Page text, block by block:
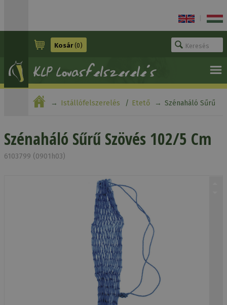
Kosár(0)
Istállófelszerelés Etető Szénaháló Sűrű
Szénaháló Sűrű Szövés 102/5 Cm
6103799 (0901h03)